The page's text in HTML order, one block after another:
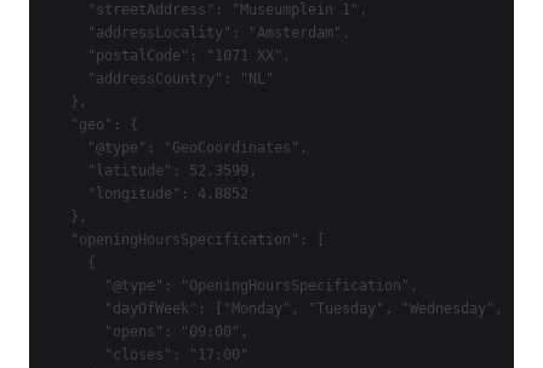
    "streetAddress": "Museumplein 1",
    "addressLocality": "Amsterdam",
    "postalCode": "1071 XX",
    "addressCountry": "NL"
  },
  "geo": {
    "@type": "GeoCoordinates",
    "latitude": 52.3599,
    "longitude": 4.8852
  },
  "openingHoursSpecification": [
    {
      "@type": "OpeningHoursSpecification",
"dayOfWeek": ["Monday", "Tuesday", "Wednesday",
      "opens": "09:00",
      "closes": "17:00"